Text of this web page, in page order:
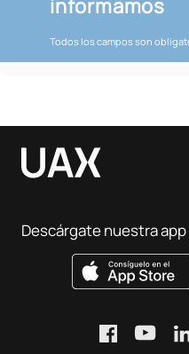
informamos
Todos los campos son
Descárgate nuestra app